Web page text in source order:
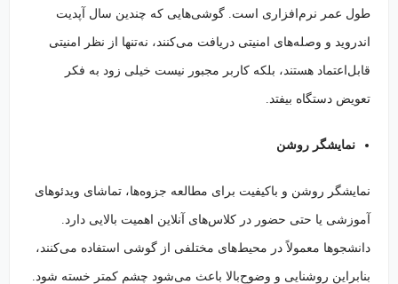
طول عمر نرم‌افزاری است. گوشی‌هایی که چندین سال آپدیت
اندروید و وصله‌های امنیتی دریافت می‌کنند، نه‌تنها از نظر امنیتی
قابل‌اعتماد هستند، بلکه کاربر مجبور نیست خیلی زود به فکر
تعویض دستگاه بیفتد.
نمایشگر روشن
نمایشگر روشن و باکیفیت برای مطالعه جزوه‌ها، تماشای ویدئوهای
آموزشی یا حتی حضور در کلاس‌های آنلاین اهمیت بالایی دارد.
دانشجوها معمولاً در محیط‌های مختلفی از گوشی استفاده می‌کنند،
بنابراین روشنایی و وضوح‌بالا باعث می‌شود چشم کمتر خسته شود.